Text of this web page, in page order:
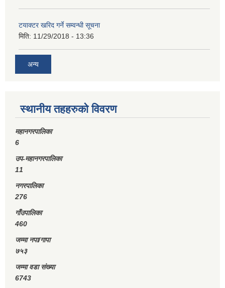
टयाक्टर खरिद गर्ने सम्वन्धी सूचना
मिति: 11/29/2018 - 13:36
अन्य
स्थानीय तहहरुको विवरण
महानगरपालिका
6
उप-महानगरपालिका
11
नगरपालिका
276
गाँउपालिका
460
जम्मा नपा/गापा
७५३
जम्मा वडा संख्या
6743